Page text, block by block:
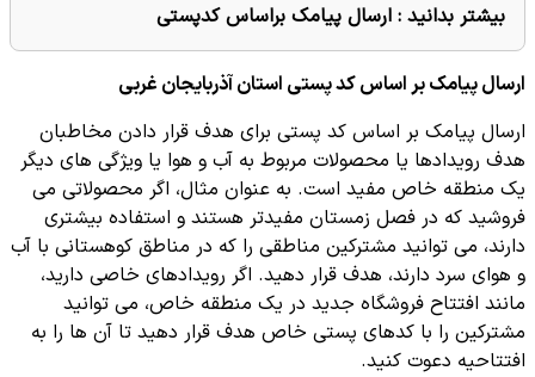
بیشتر بدانید : ارسال پیامک براساس کدپستی
ارسال پیامک بر اساس کد پستی استان آذربایجان غربی
ارسال پیامک بر اساس کد پستی برای هدف قرار دادن مخاطبان
هدف رویدادها یا محصولات مربوط به آب و هوا یا ویژگی های دیگر
یک منطقه خاص مفید است. به عنوان مثال، اگر محصولاتی می
فروشید که در فصل زمستان مفیدتر هستند و استفاده بیشتری
دارند، می توانید مشترکین مناطقی را که در مناطق کوهستانی با آب
و هوای سرد دارند، هدف قرار دهید. اگر رویدادهای خاصی دارید،
مانند افتتاح فروشگاه جدید در یک منطقه خاص، می توانید
مشترکین را با کدهای پستی خاص هدف قرار دهید تا آن ها را به
افتتاحیه دعوت کنید.